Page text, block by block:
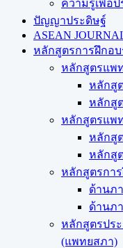
ความรู้เพื่อ
ปัญญาประดิษฐ์
ASEAN
หลักสูตรการฝึกอบ
หลักสูตรแพ
หลักสู
หลักสู
หลักสูตรแพ
หลักสู
หลักสู
หลักสูตรกา
ด้านภ
ด้านภ
หลักสูตรปร
(แพทยสภา)